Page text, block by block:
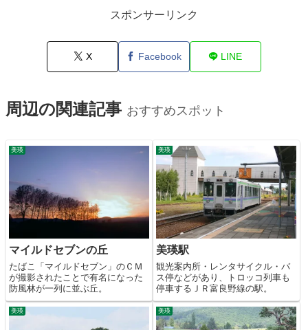
スポンサーリンク
X Facebook LINE
周辺の関連記事 おすすめスポット
美瑛
マイルドセブンの丘
たばこ「マイルドセブン」のＣＭ
が撮影されたことで有名になった
防風林が一列に並ぶ丘。
美瑛
美瑛駅
観光案内所・レンタサイクル・バ
ス停などがあり、トロッコ列車も
停車するＪＲ富良野線の駅。
美瑛 美瑛